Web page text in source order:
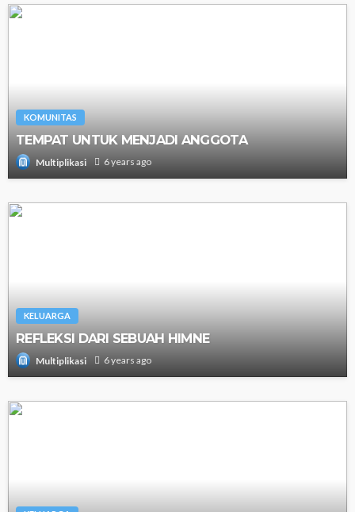
KOMUNITAS
TEMPAT UNTUK MENJADI ANGGOTA
Multiplikasi 6 years ago
KELUARGA
REFLEKSI DARI SEBUAH HIMNE
Multiplikasi 6 years ago